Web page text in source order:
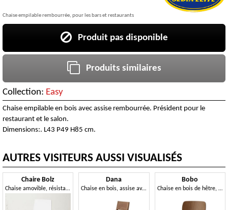
Chaise empilable rembourrée, pour les bars et restaurants
Produit pas disponible
Produits similaires
Collection: Easy
Chaise empilable en bois avec assise rembourrée. Président pour le
restaurant et le salon.
Dimensions:. L43 P49 H85 cm.
AUTRES VISITEURS AUSSI VISUALISÉS
Chaire Bolz
Chaise amovible, résistant aux rayures et aux chocs
Dana
Chaise en bois, assise avec rembourrage
Bobo
Chaise en bois de hêtre, assise rembourrée